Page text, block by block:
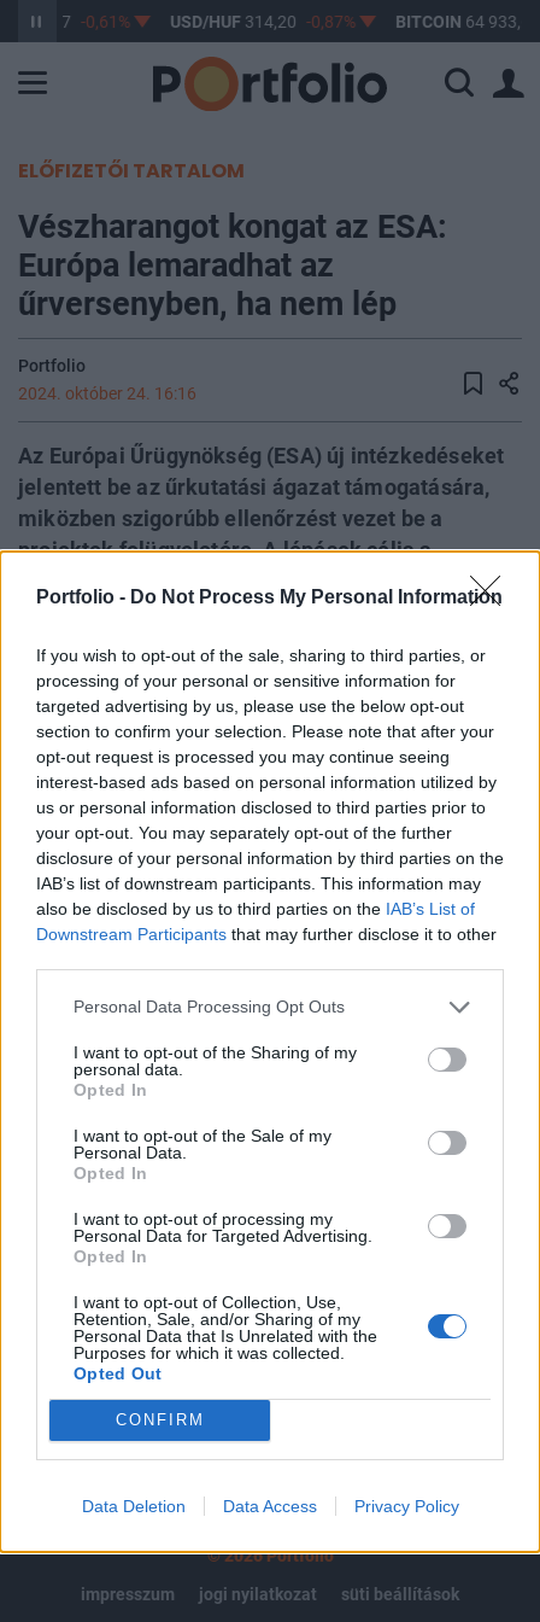
Portfolio - Do Not Process My Personal Information
If you wish to opt-out of the sale, sharing to third parties, or
processing of your personal or sensitive information for
targeted advertising by us, please use the below opt-out
section to confirm your selection. Please note that after your
opt-out request is processed you may continue seeing
interest-based ads based on personal information utilized by
us or personal information disclosed to third parties prior to
your opt-out. You may separately opt-out of the further
disclosure of your personal information by third parties on the
IAB’s list of downstream participants. This information may
also be disclosed by us to third parties on the IAB’s List of
Downstream Participants that may further disclose it to other
Personal Data Processing Opt Outs
I want to opt-out of the Sharing of my
personal data.
Opted In
I want to opt-out of the Sale of my
Personal Data.
Opted In
I want to opt-out of processing my
Personal Data for Targeted Advertising.
Opted In
I want to opt-out of Collection, Use,
Retention, Sale, and/or Sharing of my
Personal Data that Is Unrelated with the
Purposes for which it was collected.
Opted Out
CONFIRM
Data Deletion Data Access Privacy Policy
363,17 -0,61% USD/HUF314,20 -0,87% BITCOIN 64 933,60
ELŐFIZETŐI TARTALOM
Vészharangot kongat az ESA:
Európa lemaradhat az
űrversenyben, ha nem lép
Portfolio
2024. október 24. 16:16
Az Európai Űrügynökség (ESA) új intézkedéseket
jelentett be az űrkutatási ágazat támogatására,
miközben szigorúbb ellenőrzést vezet be a
projektek felügyeletére. A lépések célja a
megőrzése, válaszul az iparágat sújtó
elbocsátásokra és pénzügyi nehézségekre – írja a
Reuters.
Josef Aschbacher, az ESA főigazgatója a 22 tagországot
tömörítő szervezet tanácsülését követően ismertette a
terveket. Az intézkedéscsomag bejelentése egy héttel
azután történt, hogy az Airbus 2500 munkahely
megszüntetését jelentette be, főként a műholdgyártó
részlegénél. „A jövedelmezőséget fő problémáként vetették
fel” – nyilatkozta Aschbacher, utalva...
A keresett cikk a portfolio.hu hírarchívumához
tartozik, melynek olvasása előfizetéses
regisztrációhoz kötött.
Az előfizetés a következőket tartalmazza:
Portfolio.hu teljes cikkarchívum
Kötéslisták: BÉT elmúlt 2 év napon belüli
kötéslistái
MÁR ELŐFIZETŐNK VAGY? BEJELENTKEZÉS
© 2026 Portfolio
impresszum
jogi nyilatkozat süti beállítások